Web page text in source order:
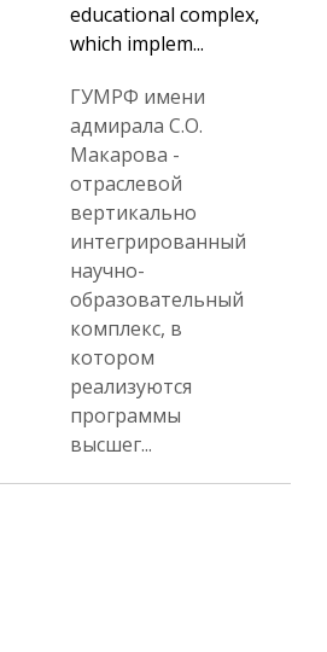
educational complex,
which implem...
ГУМРФ имени
адмирала С.О.
Макарова -
отраслевой
вертикально
интегрированный
научно-
образовательный
комплекс, в
котором
реализуются
программы
высшег...